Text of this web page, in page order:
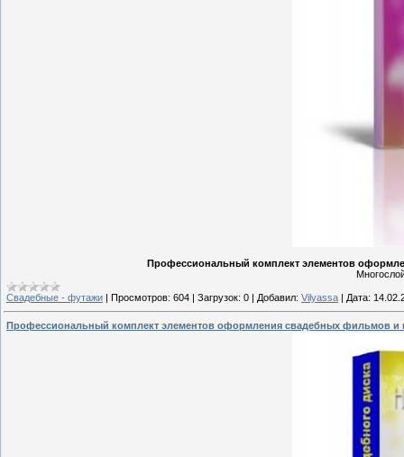
Профессиональный комплект элементов
Свадебные - футажи Просмотров: 604 Загрузок: 0 Добавил: Vilyassa Дата:
Профессиональный комплект элементов оформления свадебных фильмов и